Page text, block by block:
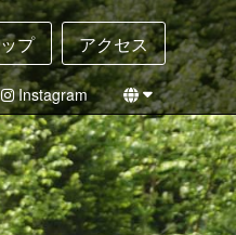
プ アクセス
Instagram
日本語
English